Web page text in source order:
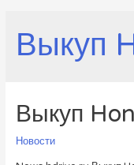
Выкуп
Выкуп
Новости